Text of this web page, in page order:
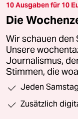
10 Ausgaben für 10
Die
Wir schauen den
Unsere
Journalismus,
Stimmen, die
Jeden
Zusätzlich